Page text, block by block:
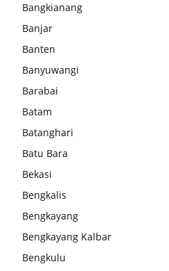
Bangkianang
Banjar
Banten
Banyuwangi
Barabai
Batam
Batanghari
Batu Bara
Bekasi
Bengkalis
Bengkayang
Bengkayang Kalbar
Bengkulu